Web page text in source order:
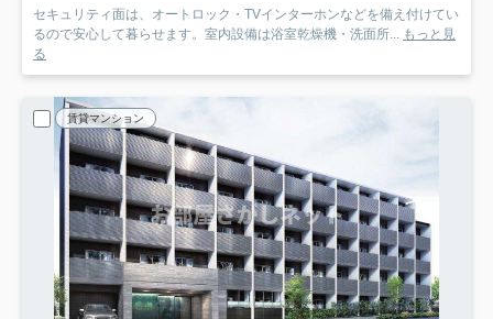
セキュリティ面は、オートロック・TVインターホンなどを備え付けてい
るので安心して暮らせます。室内設備は浴室乾燥機・洗面所... もっと見
る
賃貸マンション